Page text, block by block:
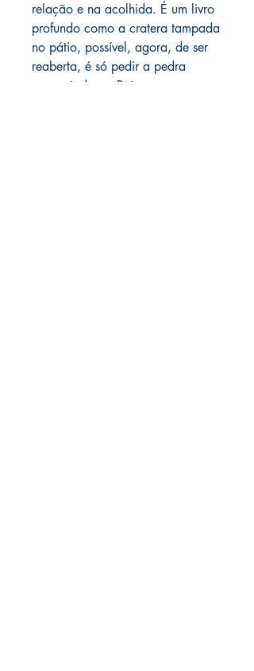
relação e na acolhida. É um livro
profundo como a cratera tampada
no pátio, possível, agora, de ser
reaberta, é só pedir a pedra
emprestada ao Beto.